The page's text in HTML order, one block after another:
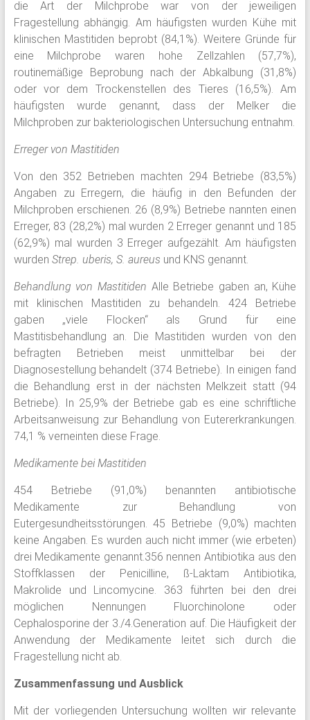
die Art der Milchprobe war von der jeweiligen
Fragestellung abhängig. Am häufigsten wurden Kühe mit
klinischen Mastitiden beprobt (84,1%). Weitere Gründe für
eine Milchprobe waren hohe Zellzahlen (57,7%),
routinemäßige Beprobung nach der Abkalbung (31,8%)
oder vor dem Trockenstellen des Tieres (16,5%). Am
häufigsten wurde genannt, dass der Melker die
Milchproben zur bakteriologischen Untersuchung entnahm.
Erreger von Mastitiden
Von den 352 Betrieben machten 294 Betriebe (83,5%)
Angaben zu Erregern, die häufig in den Befunden der
Milchproben erschienen. 26 (8,9%) Betriebe nannten einen
Erreger, 83 (28,2%) mal wurden 2 Erreger genannt und 185
(62,9%) mal wurden 3 Erreger aufgezählt. Am häufigsten
wurden Strep. uberis, S. aureus und KNS genannt.
Behandlung von Mastitiden Alle Betriebe gaben an, Kühe
mit klinischen Mastitiden zu behandeln. 424 Betriebe
gaben „viele Flocken“ als Grund für eine
Mastitisbehandlung an. Die Mastitiden wurden von den
befragten Betrieben meist unmittelbar bei der
Diagnosestellung behandelt (374 Betriebe). In einigen fand
die Behandlung erst in der nächsten Melkzeit statt (94
Betriebe). In 25,9% der Betriebe gab es eine schriftliche
Arbeitsanweisung zur Behandlung von Eutererkrankungen.
74,1 % verneinten diese Frage.
Medikamente bei Mastitiden
454 Betriebe (91,0%) benannten antibiotische
Medikamente zur Behandlung von
Eutergesundheitsstörungen. 45 Betriebe (9,0%) machten
keine Angaben. Es wurden auch nicht immer (wie erbeten)
drei Medikamente genannt.356 nennen Antibiotika aus den
Stoffklassen der Penicilline, ß-Laktam Antibiotika,
Makrolide und Lincomycine. 363 führten bei den drei
möglichen Nennungen Fluorchinolone oder
Cephalosporine der 3./4.Generation auf. Die Häufigkeit der
Anwendung der Medikamente leitet sich durch die
Fragestellung nicht ab.
Zusammenfassung und Ausblick
Mit der vorliegenden Untersuchung wollten wir relevante